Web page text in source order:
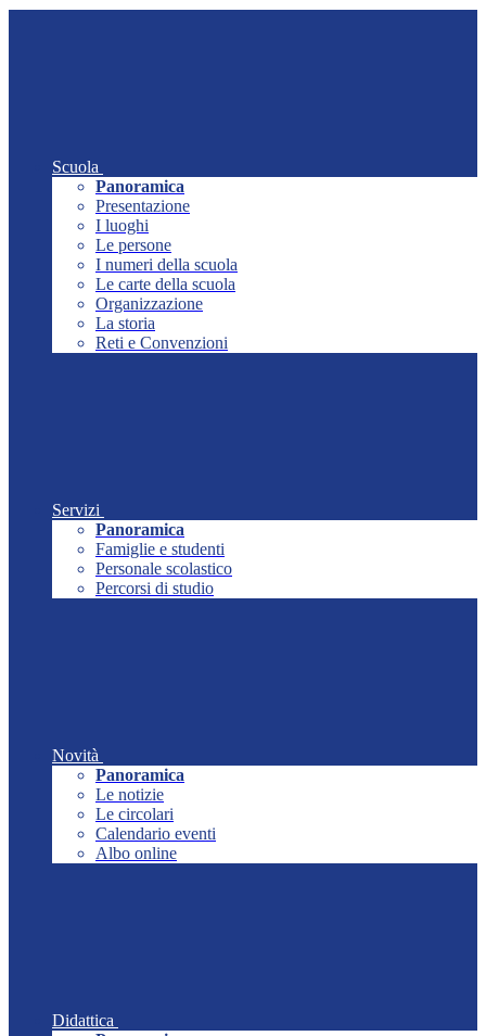
Scuola
Panoramica
Presentazione
I luoghi
Le persone
I numeri della scuola
Le carte della scuola
Organizzazione
La storia
Reti e Convenzioni
Servizi
Panoramica
Famiglie e studenti
Personale scolastico
Percorsi di studio
Novità
Panoramica
Le notizie
Le circolari
Calendario eventi
Albo online
Didattica